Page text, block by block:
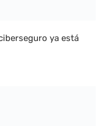
ya está